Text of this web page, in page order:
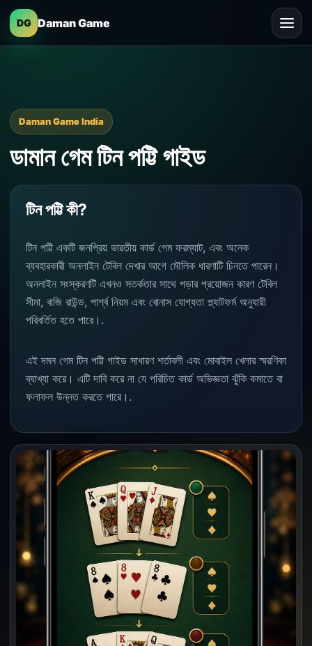
DG Daman Game
Daman Game India
ডামান গেম টিন পট্টি গাইড
টিন পট্টি কী?
টিন পট্টি একটি জনপ্রিয় ভারতীয় কার্ড গেম ফরম্যাট, এবং অনেক
ব্যবহারকারী অনলাইন টেবিল দেখার আগে মৌলিক ধারণাটি চিনতে পারেন।
অনলাইন সংস্করণটি এখনও সতর্কতার সাথে পড়ার প্রয়োজন কারণ টেবিল
সীমা, বাজি রাউন্ড, পার্শ্ব নিয়ম এবং বোনাস যোগ্যতা প্ল্যাটফর্ম অনুযায়ী
পরিবর্তিত হতে পারে।.
এই দমন গেম টিন পট্টি গাইড সাধারণ শর্তাবলী এবং মোবাইল খেলার স্মরণিকা
ব্যাখ্যা করে। এটি দাবি করে না যে পরিচিত কার্ড অভিজ্ঞতা ঝুঁকি কমাতে বা
ফলাফল উন্নত করতে পারে।.